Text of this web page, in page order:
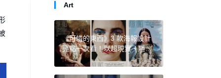
Art
《可憐的東西》3 款海報設計
亮點一次看！以超現實、隱喻
手法，探討美麗而扭曲的女性
標準